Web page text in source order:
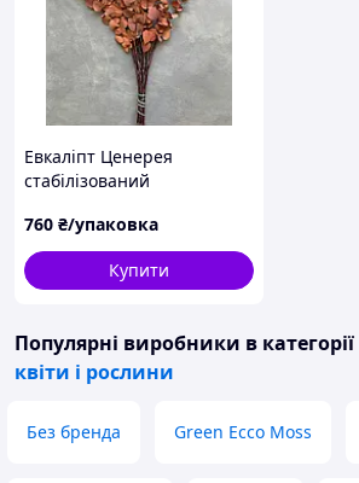
Евкаліпт Ценерея
стабілізований
листям, 50-70 см, 130-150 г,
Італія
760 ₴/упаковка
Купити
Популярні виробники в категорії
квіти і рослини
Без бренда Green Ecco Moss